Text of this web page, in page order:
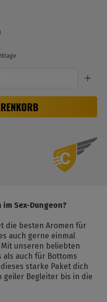
Sex-Dungeon?
die besten Aromen für
auch gerne einmal
unseren beliebten
als auch für Bottoms
starke Paket dich
geiler Begleiter bis in die